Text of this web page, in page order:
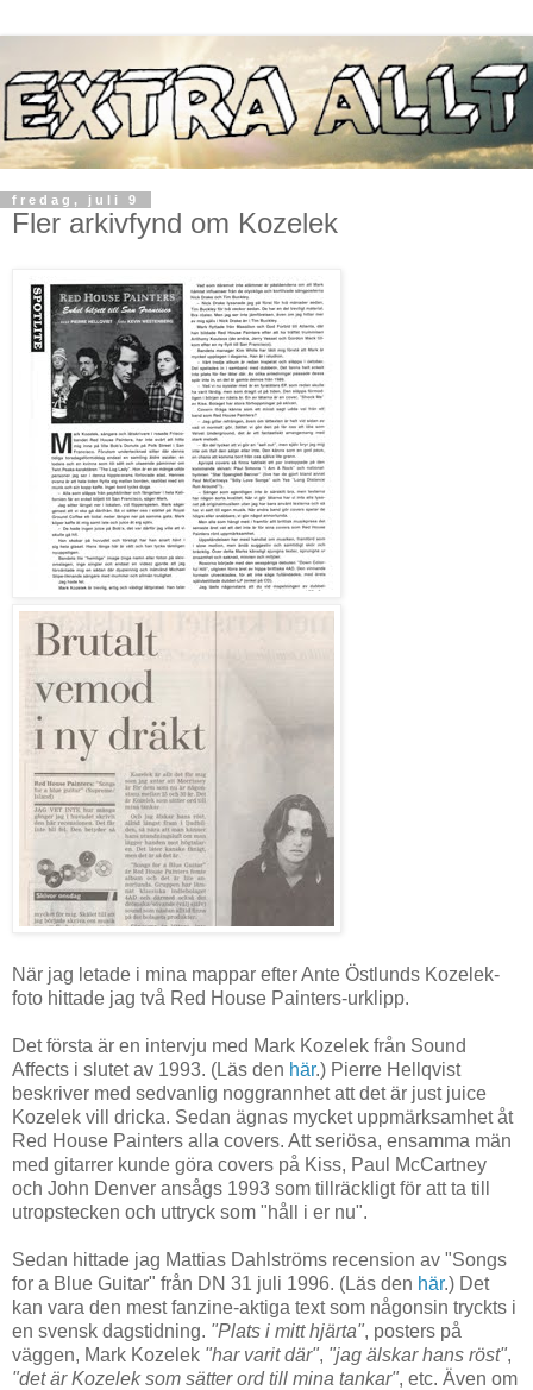
fredag, juli 9
Fler arkivfynd om Kozelek
När jag letade i mina mappar efter Ante Östlunds Kozelek-
foto hittade jag två Red House Painters-urklipp.
Det första är en intervju med Mark Kozelek från Sound
Affects i slutet av 1993. (Läs den här.) Pierre Hellqvist
beskriver med sedvanlig noggrannhet att det är just juice
Kozelek vill dricka. Sedan ägnas mycket uppmärksamhet åt
Red House Painters alla covers. Att seriösa, ensamma män
med gitarrer kunde göra covers på Kiss, Paul McCartney
och John Denver ansågs 1993 som tillräckligt för att ta till
utropstecken och uttryck som "håll i er nu".
Sedan hittade jag Mattias Dahlströms recension av "Songs
for a Blue Guitar" från DN 31 juli 1996. (Läs den här.) Det
kan vara den mest fanzine-aktiga text som någonsin tryckts i
en svensk dagstidning. "Plats i mitt hjärta", posters på
väggen, Mark Kozelek "har varit där", "jag älskar hans röst",
"det är Kozelek som sätter ord till mina tankar", etc. Även om